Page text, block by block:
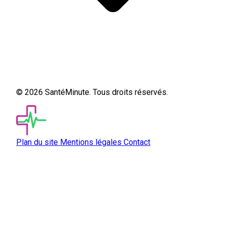
© 2026 SantéMinute. Tous droits réservés.
Plan du site Mentions légales Contact